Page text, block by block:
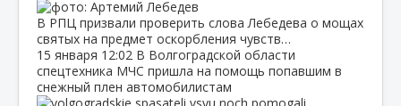
В РПЦ призвали проверить слова Лебедева о мощах
святых на предмет оскорбления чувств…
15 января 12:02 В Волгоградской области
спецтехника МЧС пришла на помощь попавшим в
снежный плен автомобилистам